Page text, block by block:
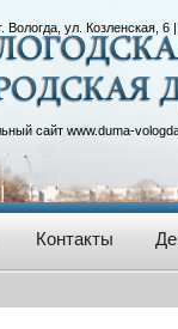
Вологда, ул. Козленская, 6
сайт www.duma-
Контакты